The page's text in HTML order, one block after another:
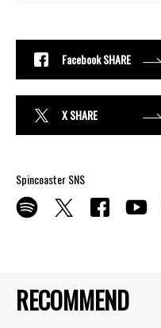
RECOMMEND
Facebook SHARE
X SHARE
Spincoaster SNS